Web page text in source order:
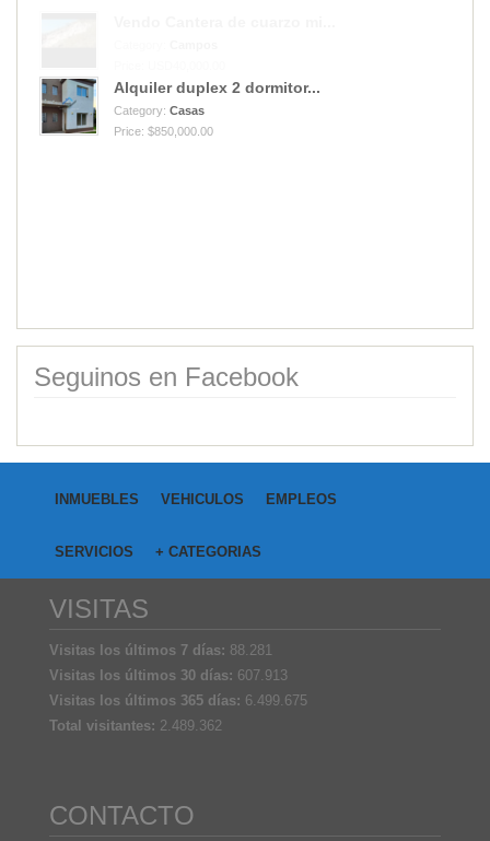
Alquiler duplex 2 dormitor...
Category: Casas
Price: $850,000.00
Seguinos en Facebook
INMUEBLES VEHICULOS EMPLEOS
SERVICIOS + CATEGORIAS
VISITAS
Visitas los últimos 7 días: 88.281
Visitas los últimos 30 días: 607.913
Visitas los últimos 365 días: 6.499.675
Total visitantes: 2.489.362
CONTACTO